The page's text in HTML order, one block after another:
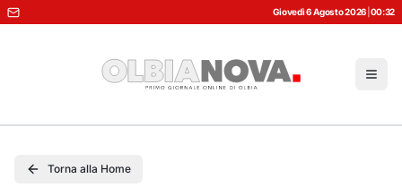
Giovedì 6 Agosto 2026 00:32
Torna alla Home